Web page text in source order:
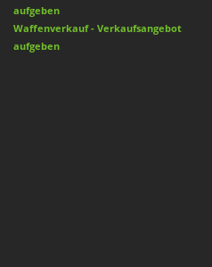
aufgeben
Waffenverkauf - Verkaufsangebot
aufgeben